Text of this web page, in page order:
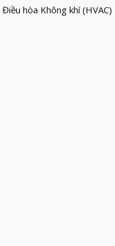
hòa Không khí (HVAC)